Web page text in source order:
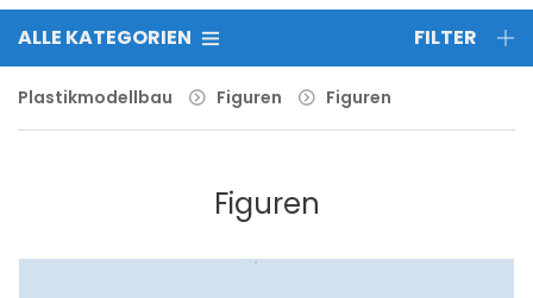
ALLE KATEGORIEN FILTER
Plastikmodellbau Figuren Figuren
Figuren